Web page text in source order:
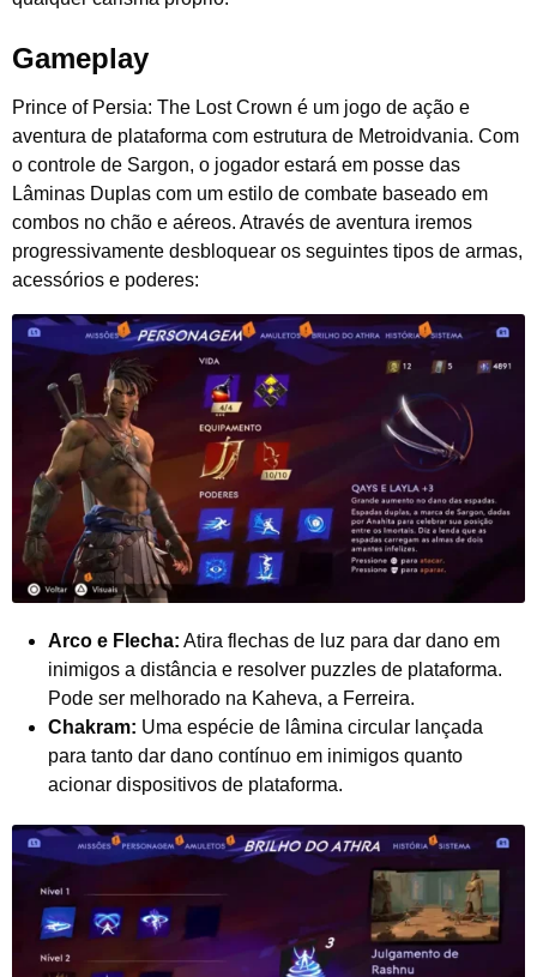
Gameplay
Prince of Persia: The Lost Crown é um jogo de ação e
aventura de plataforma com estrutura de Metroidvania. Com
o controle de Sargon, o jogador estará em posse das
Lâminas Duplas com um estilo de combate baseado em
combos no chão e aéreos. Através de aventura iremos
progressivamente desbloquear os seguintes tipos de armas,
acessórios e poderes:
Arco e Flecha: Atira flechas de luz para dar dano em
inimigos a distância e resolver puzzles de plataforma.
Pode ser melhorado na Kaheva, a Ferreira.
Chakram: Uma espécie de lâmina circular lançada
para tanto dar dano contínuo em inimigos quanto
acionar dispositivos de plataforma.